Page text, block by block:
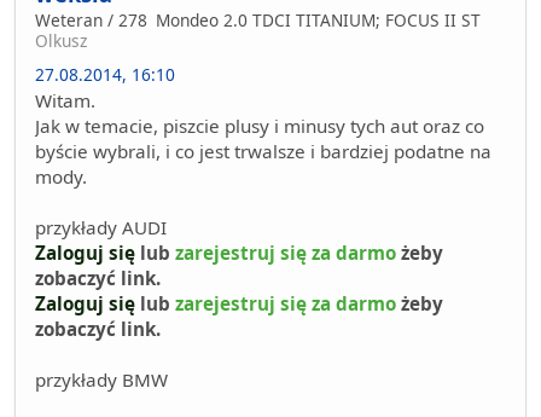
Weteran / 278 Mondeo 2.0 TDCI TITANIUM; FOCUS II ST
Olkusz
27.08.2014, 16:10
Witam.
Jak w temacie, piszcie plusy i minusy tych aut oraz co
byście wybrali, i co jest trwalsze i bardziej podatne na
mody.
przykłady AUDI
Zaloguj się lub zarejestruj się za darmo żeby
zobaczyć link.
Zaloguj się lub zarejestruj się za darmo żeby
zobaczyć link.
przykłady BMW